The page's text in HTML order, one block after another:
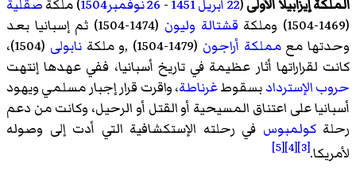
الملكة إيزابيلا الأولى(22 أبريل 1451
- 26 نوفمبر 1504) ملكةصقلية
(1469-1504) وملكة
قشتالة وليون
(1474-1504) ثم إسبانيا بعد
وحدتها معمملكة أراجون (1479-1504) ,و ملكة نابولى
(1504)،
كانت لقراراتها أثار عظيمة في تاريخ أسبانيا، ففي عهدها إنتهت
حروب الإستردادبسقوطغرناطة، واقرت قرار إجبار مسلمي ويهود
أسبانيا على اعتناق المسيحية أو القتل أو الرحيل، وكانت من دعم
رحلةكولمبوس في رحلته الإستكشافية التي أدت إلى وصوله
لأمريكا.[3]
[4]
[5]